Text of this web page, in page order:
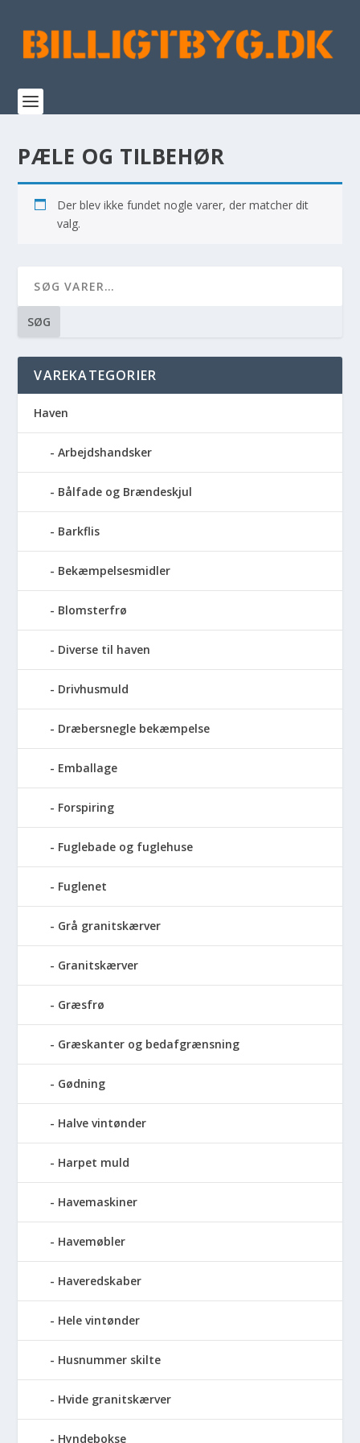
PÆLE OG TILBEHØR
Der blev ikke fundet nogle varer, der matcher dit
valg.
SØG
VAREKATEGORIER
Haven
Arbejdshandsker
Bålfade og Brændeskjul
Barkflis
Bekæmpelsesmidler
Blomsterfrø
Diverse til haven
Drivhusmuld
Dræbersnegle bekæmpelse
Emballage
Forspiring
Fuglebade og fuglehuse
Fuglenet
Grå granitskærver
Granitskærver
Græsfrø
Græskanter og bedafgrænsning
Gødning
Halve vintønder
Harpet muld
Havemaskiner
Havemøbler
Haveredskaber
Hele vintønder
Husnummer skilte
Hvide granitskærver
Hyndebokse